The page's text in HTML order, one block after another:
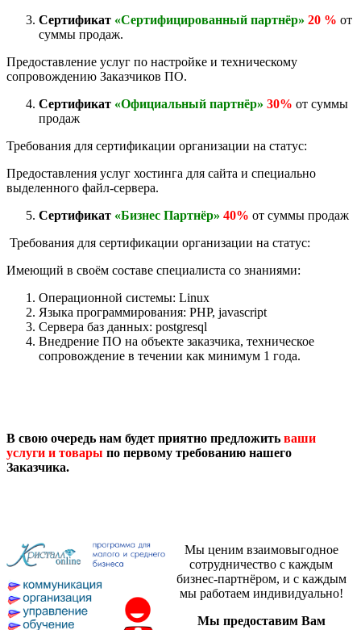
Сертификат «Сертифицированный партнёр» 20 % от
суммы продаж.
Предоставление услуг по настройке и техническому
сопровождению Заказчиков ПО.
Сертификат «Официальный партнёр» 30% от суммы
продаж
Требования для сертификации организации на статус:
Предоставления услуг хостинга для сайта и специально
выделенного файл-сервера.
Сертификат «Бизнес Партнёр» 40% от суммы продаж
Требования для сертификации организации на статус:
Имеющий в своём составе специалиста со знаниями:
Операционной системы: Linux
Языка программирования: PHP, javascript
Сервера баз данных: postgresql
Внедрение ПО на объекте заказчика, техническое
сопровождение в течении как минимум 1 года.
В свою очередь нам будет приятно предложить ваши
услуги и товары по первому требованию нашего
Заказчика.
Мы ценим взаимовыгодное
сотрудничество с каждым
бизнес-партнёром, и с каждым
мы работаем индивидуально!
Мы предоставим Вам